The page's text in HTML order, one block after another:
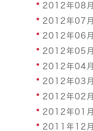
2012年08月
2012年07月
2012年06月
2012年05月
2012年04月
2012年03月
2012年02月
2012年01月
2011年12月